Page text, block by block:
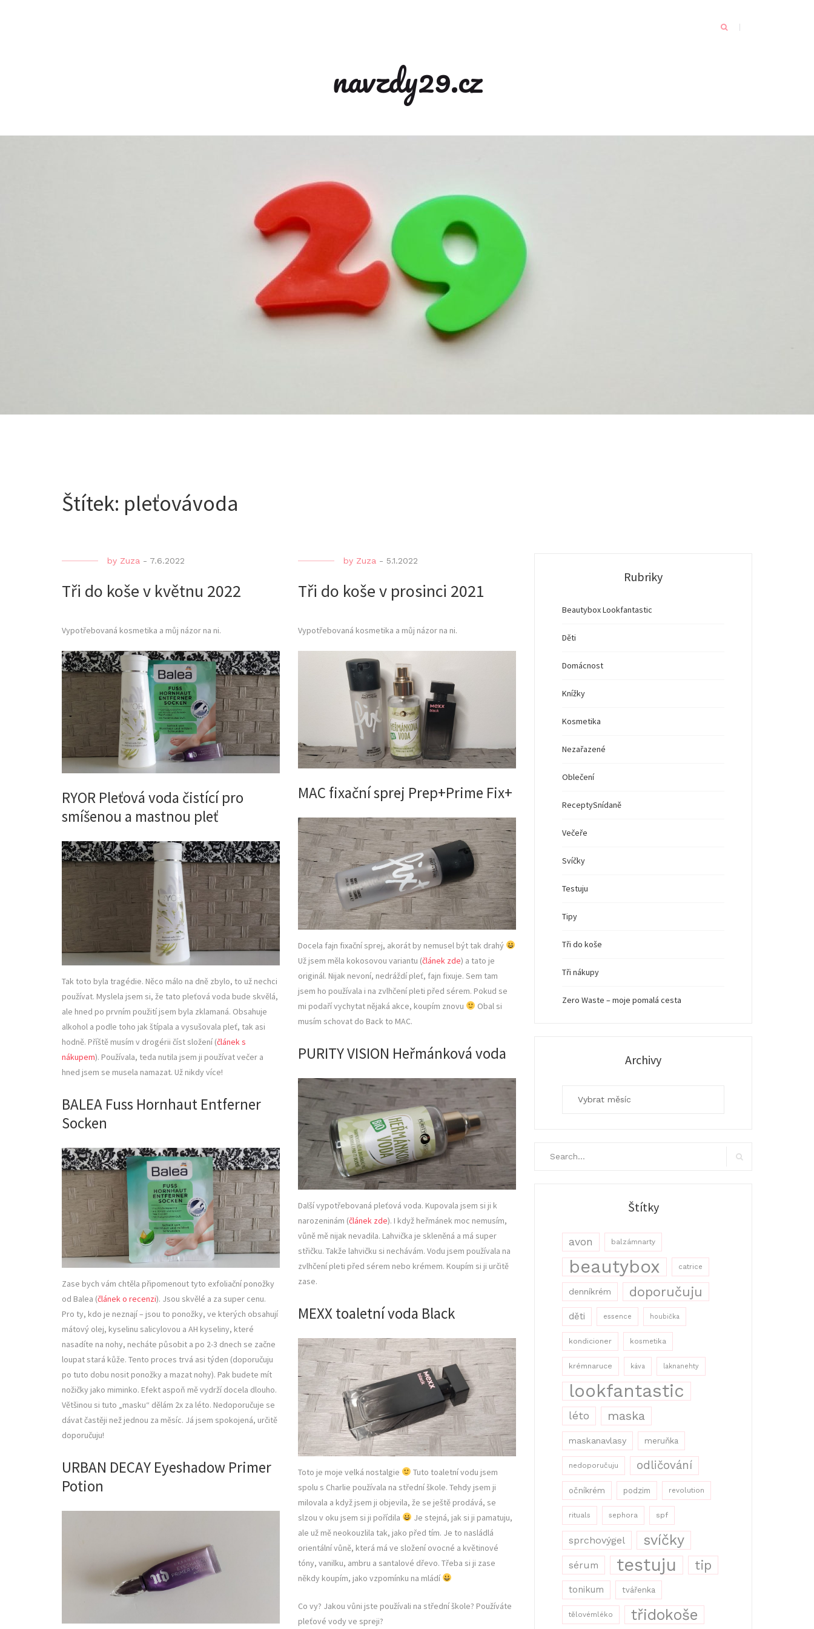
navzdy29.cz
Štítek: pleťovávoda
by Zuza - 7.6.2022
Tři do koše v květnu 2022
Vypotřebovaná kosmetika a můj názor na ni.
RYOR Pleťová voda čistící pro
smíšenou a mastnou pleť
Tak toto byla tragédie. Něco málo na dně zbylo, to už nechci
používat. Myslela jsem si, že tato pleťová voda bude skvělá,
ale hned po prvním použití jsem byla zklamaná. Obsahuje
alkohol a podle toho jak štípala a vysušovala pleť, tak asi
hodně. Příště musím v drogérii číst složení (článek s
nákupem). Používala, teda nutila jsem ji používat večer a
hned jsem se musela namazat. Už nikdy více!
BALEA Fuss Hornhaut Entferner
Socken
Zase bych vám chtěla připomenout tyto exfoliační ponožky
od Balea (článek o recenzi). Jsou skvělé a za super cenu.
Pro ty, kdo je neznají – jsou to ponožky, ve kterých obsahují
mátový olej, kyselinu salicylovou a AH kyseliny, které
nasadíte na nohy, necháte působit a po 2-3 dnech se začne
loupat stará kůže. Tento proces trvá asi týden (doporučuju
po tuto dobu nosit ponožky a mazat nohy). Pak budete mít
nožičky jako miminko. Efekt aspoň mě vydrží docela dlouho.
Většinou si tuto „masku“ dělám 2x za léto. Nedoporučuje se
dávat častěji než jednou za měsíc. Já jsem spokojená, určitě
doporučuju!
URBAN DECAY Eyeshadow Primer
Potion
by Zuza - 5.1.2022
Tři do koše v prosinci 2021
Vypotřebovaná kosmetika a můj názor na ni.
MAC fixační sprej Prep+Prime Fix+
Docela fajn fixační sprej, akorát by nemusel být tak drahý
Už jsem měla kokosovou variantu (článek zde) a tato je
originál. Nijak nevoní, nedráždí pleť, fajn fixuje. Sem tam
jsem ho používala i na zvlhčení pleti před sérem. Pokud se
mi podaří vychytat nějaká akce, koupím znovu
Obal si
musím schovat do Back to MAC.
PURITY VISION Heřmánková voda
Další vypotřebovaná pleťová voda. Kupovala jsem si ji k
narozeninám (článek zde). I když heřmánek moc nemusím,
vůně mě nijak nevadila. Lahvička je skleněná a má super
střičku. Takže lahvičku si nechávám. Vodu jsem používala na
zvlhčení pleti před sérem nebo krémem. Koupím si ji určitě
zase.
MEXX toaletní voda Black
Toto je moje velká nostalgie
Tuto toaletní vodu jsem
spolu s Charlie používala na střední škole. Tehdy jsem ji
milovala a když jsem ji objevila, že se ještě prodává, se
slzou v oku jsem si ji pořídila
Je stejná, jak si ji pamatuju,
ale už mě neokouzlila tak, jako před tím. Je to nasládlá
orientální vůně, která má ve složení ovocné a květinové
tóny, vanilku, ambru a santalové dřevo. Třeba si ji zase
někdy koupím, jako vzpomínku na mládí
Co vy? Jakou vůni jste používali na střední škole? Používáte
pleťové vody ve spreji?
Rubriky
Beautybox Lookfantastic
Děti
Domácnost
Knížky
Kosmetika
Nezařazené
Oblečení
ReceptySnídaně
Večeře
Svíčky
Testuju
Tipy
Tři do koše
Tři nákupy
Zero Waste – moje pomalá cesta
Archivy
Štítky
avon balzámnarty
beautybox catrice
denníkrém doporučuju
děti essence houbička
kondicioner kosmetika
krémnaruce káva laknanehty
lookfantastic
léto maska
maskanavlasy meruňka
nedoporučuju odličování
očníkrém podzim revolution
rituals sephora spf
sprchovýgel svíčky
sérum testuju tip
tonikum tvářenka
tělovémléko
třidokoše